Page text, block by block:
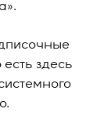
здесь